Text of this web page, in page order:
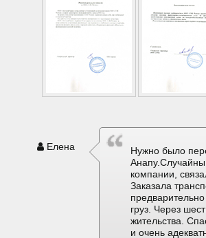
Елена
Нужно было
компании,
Заказала
груз. Через
жительства.
и очень